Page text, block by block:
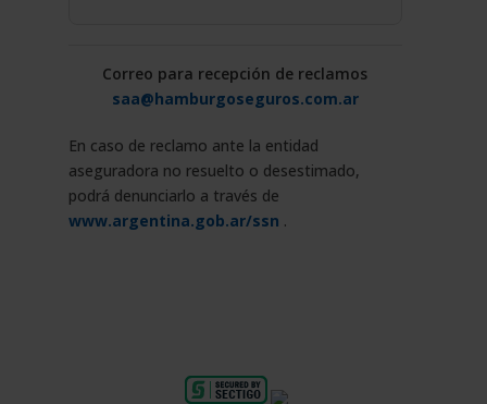
Correo para recepción de reclamos
saa@hamburgoseguros.com.ar
En caso de reclamo ante la entidad
aseguradora no resuelto o desestimado,
podrá denunciarlo a través de
www.argentina.gob.ar/ssn .